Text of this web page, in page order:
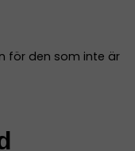
för den som inte är